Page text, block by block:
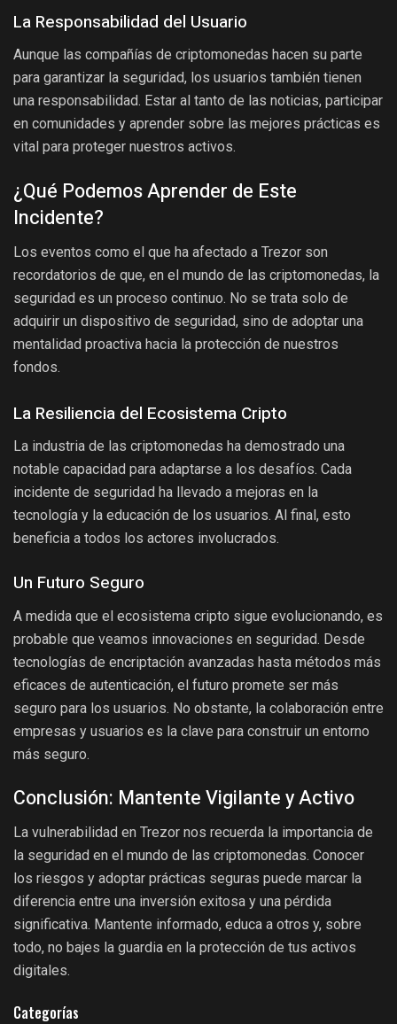
La Responsabilidad del Usuario
Aunque las compañías de criptomonedas hacen su parte
para garantizar la seguridad, los usuarios también tienen
una responsabilidad. Estar al tanto de las noticias, participar
en comunidades y aprender sobre las mejores prácticas es
vital para proteger nuestros activos.
¿Qué Podemos Aprender de Este
Incidente?
Los eventos como el que ha afectado a Trezor son
recordatorios de que, en el mundo de las criptomonedas, la
seguridad es un proceso continuo. No se trata solo de
adquirir un dispositivo de seguridad, sino de adoptar una
mentalidad proactiva hacia la protección de nuestros
fondos.
La Resiliencia del Ecosistema Cripto
La industria de las criptomonedas ha demostrado una
notable capacidad para adaptarse a los desafíos. Cada
incidente de seguridad ha llevado a mejoras en la
tecnología y la educación de los usuarios. Al final, esto
beneficia a todos los actores involucrados.
Un Futuro Seguro
A medida que el ecosistema cripto sigue evolucionando, es
probable que veamos innovaciones en seguridad. Desde
tecnologías de encriptación avanzadas hasta métodos más
eficaces de autenticación, el futuro promete ser más
seguro para los usuarios. No obstante, la colaboración entre
empresas y usuarios es la clave para construir un entorno
más seguro.
Conclusión: Mantente Vigilante y Activo
La vulnerabilidad en Trezor nos recuerda la importancia de
la seguridad en el mundo de las criptomonedas. Conocer
los riesgos y adoptar prácticas seguras puede marcar la
diferencia entre una inversión exitosa y una pérdida
significativa. Mantente informado, educa a otros y, sobre
todo, no bajes la guardia en la protección de tus activos
digitales.
Categorías